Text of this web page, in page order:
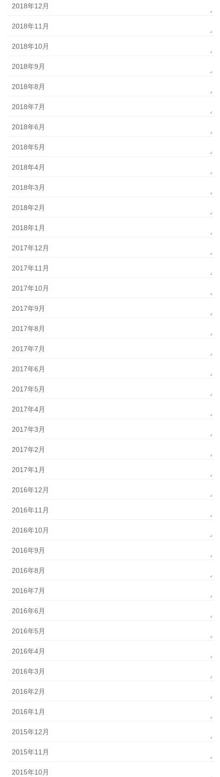
2018年12月
2018年11月
2018年10月
2018年9月
2018年8月
2018年7月
2018年6月
2018年5月
2018年4月
2018年3月
2018年2月
2018年1月
2017年12月
2017年11月
2017年10月
2017年9月
2017年8月
2017年7月
2017年6月
2017年5月
2017年4月
2017年3月
2017年2月
2017年1月
2016年12月
2016年11月
2016年10月
2016年9月
2016年8月
2016年7月
2016年6月
2016年5月
2016年4月
2016年3月
2016年2月
2016年1月
2015年12月
2015年11月
2015年10月